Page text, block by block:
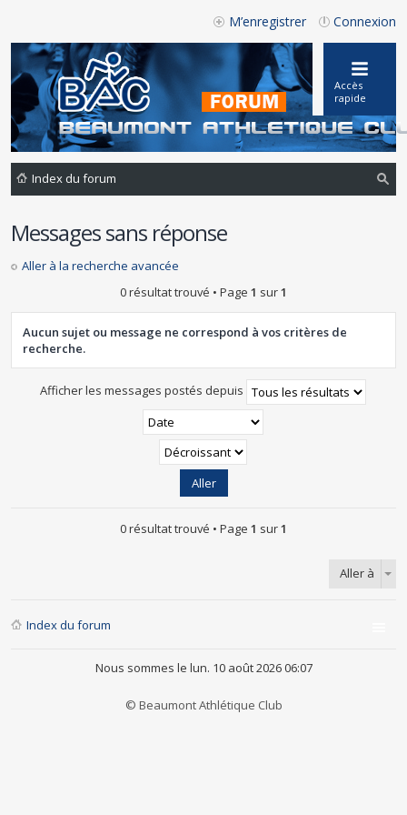
Connexion
M’enregistrer
Accès
rapide
Index du forum
r
Messages sans réponse
Aller à la recherche avancée
0 résultat trouvé • Page 1 sur1
Aucun sujet ou message ne correspond à vos critères de
recherche.
Afficher les messages postés depuis
0 résultat trouvé • Page 1 sur1
Aller à
Index du forum
Nous sommes le lun. 10 août 2026 06:07
© Beaumont Athlétique Club